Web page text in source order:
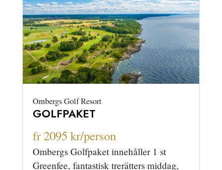
Ombergs Golf Resort
GOLFPAKET
fr 2095 kr/person
Ombergs Golfpaket innehåller 1 st
Greenfee, fantastisk trerätters middag,